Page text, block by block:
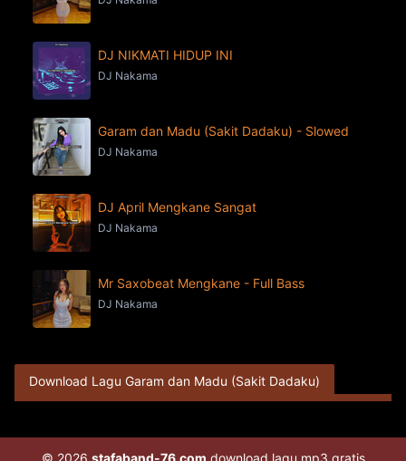
DJ NIKMATI HIDUP INI
DJ Nakama
Garam dan Madu (Sakit Dadaku) - Slowed
DJ Nakama
DJ April Mengkane Sangat
DJ Nakama
Mr Saxobeat Mengkane - Full Bass
DJ Nakama
Download Lagu Garam dan Madu (Sakit Dadaku)
© 2026 stafaband-76.com download lagu mp3 gratis